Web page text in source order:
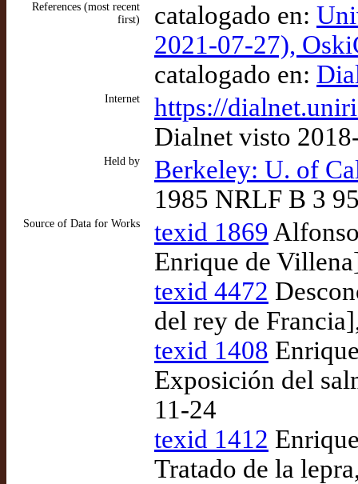
References (most recent
first)
catalogado en:
2021-07-27),
catalogado en:
Internet
https://
Dialnet visto
Held by
Berkeley: U. of
1985 NRLF B 3
Source of Data for Works texid 1869
Enrique de
texid 4472
del rey de
texid 1408
Exposición del
11-24
texid 1412
Tratado de la